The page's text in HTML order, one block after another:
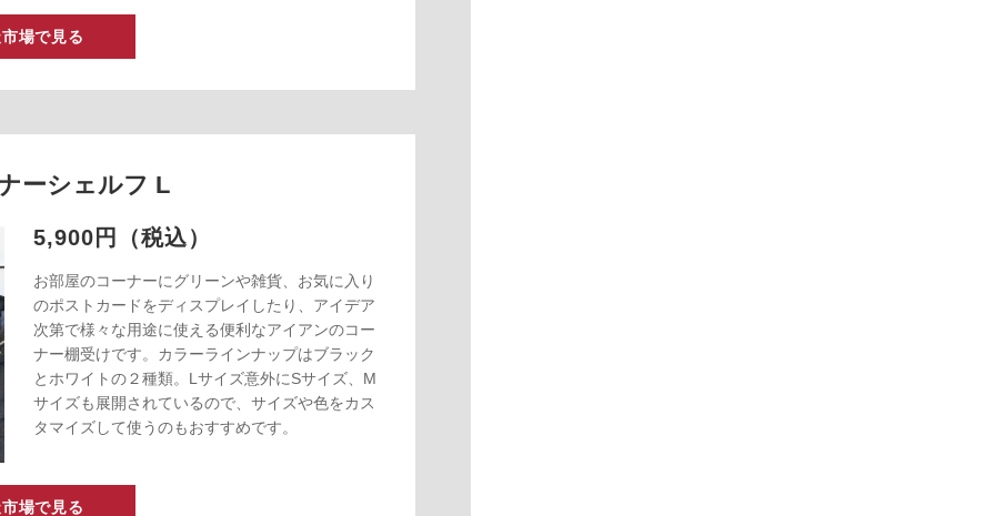
場で見る
ーシェルフ L
5,900円（税込）
お部屋のコーナーにグリーンや雑貨、お気に入り
のポストカードをディスプレイしたり、アイデア
次第で様々な用途に使える便利なアイアンのコー
ナー棚受けです。カラーラインナップはブラック
とホワイトの２種類。Lサイズ意外にSサイズ、M
サイズも展開されているので、サイズや色をカス
タマイズして使うのもおすすめです。
場で見る